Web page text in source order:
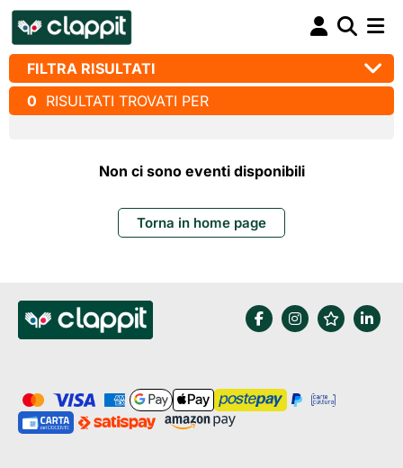
FILTRA RISULTATI
0 RISULTATI TROVATI PER
Non ci sono eventi disponibili
Torna in home page